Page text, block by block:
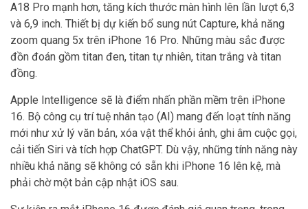
A18 Pro mạnh hơn, tăng kích thước màn hình lên lần lượt 6,3
và 6,9 inch. Thiết bị dự kiến bổ sung nút Capture, khả năng
zoom quang 5x trên iPhone 16 Pro. Những màu sắc được
đồn đoán gồm titan đen, titan tự nhiên, titan trắng và titan
đồng.
Apple Intelligence sẽ là điểm nhấn phần mềm trên iPhone
16. Bộ công cụ trí tuệ nhân tạo (AI) mang đến loạt tính năng
mới như xử lý văn bản, xóa vật thể khỏi ảnh, ghi âm cuộc gọi,
cải tiến Siri và tích hợp ChatGPT. Dù vậy, những tính năng này
nhiều khả năng sẽ không có sẵn khi iPhone 16 lên kệ, mà
phải chờ một bản cập nhật iOS sau.